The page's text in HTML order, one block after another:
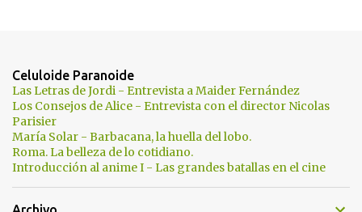
Celuloide Paranoide
Las Letras de Jordi - Entrevista a Maider Fernández
Los Consejos de Alice - Entrevista con el director Nicolas
Parisier
María Solar - Barbacana, la huella del lobo.
Roma. La belleza de lo cotidiano.
Introducción al anime I - Las grandes batallas en el cine